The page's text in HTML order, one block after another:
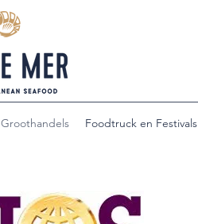
Groothandels Foodtruck en Festivals